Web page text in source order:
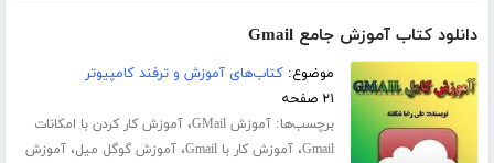
دانلود کتاب آموزش جامع Gmail
موضوع:کتاب‌های آموزش و ترفند کامپیوتر
۲۱ صفحه
برچسب‌ها:آموزش GMail ،آموزش کار کردن با امکانات
Gmail،آموزش کار با Gmail ،آموزش گوگل میل،آموزش